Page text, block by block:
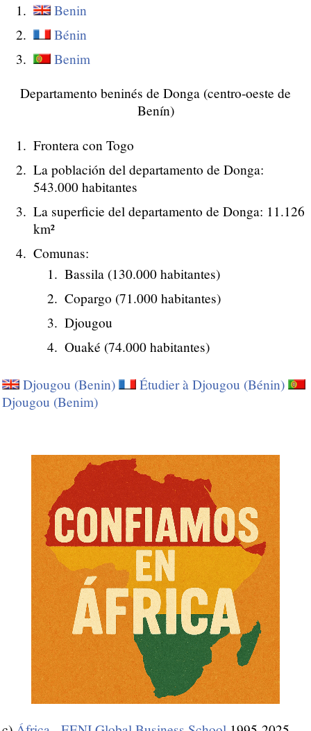
Benin
Bénin
Benim
Departamento beninés de Donga (centro-oeste de
Benín)
Frontera con Togo
La población del departamento de Donga:
543.000 habitantes
La superficie del departamento de Donga: 11.126
km²
Comunas:
Bassila (130.000 habitantes)
Copargo (71.000 habitantes)
Djougou
Ouaké (74.000 habitantes)
Djougou (Benin)
Étudier à Djougou (Bénin)
Djougou (Benim)